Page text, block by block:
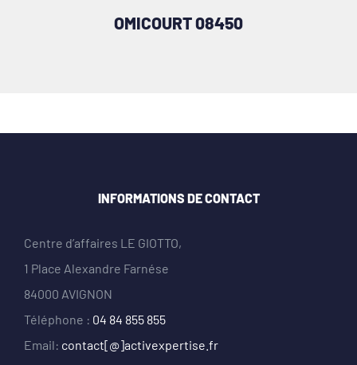
OMICOURT 08450
INFORMATIONS DE CONTACT
Centre d’affaires LE GIOTTO,
1 Place Alexandre Farnése
84000 AVIGNON
Téléphone : 04 84 855 855
Email: contact[@]activexpertise.fr